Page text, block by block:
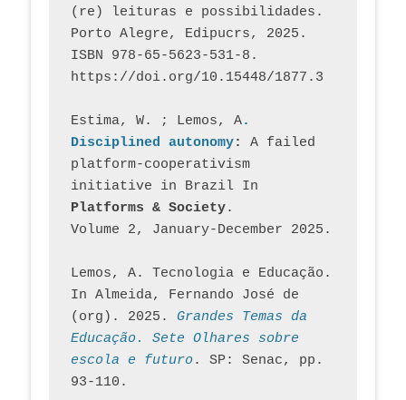
(re) leituras e possibilidades.
Porto Alegre, Edipucrs, 2025.
ISBN 978-65-5623-531-8.
https://doi.org/10.15448/1877.3
Estima, W. ; Lemos, A.
Disciplined autonomy: A failed
platform-cooperativism
initiative in Brazil In
Platforms & Society.
Volume 2, January-December 2025.
Lemos, A. Tecnologia e Educação.
In Almeida, Fernando José de
(org). 2025. Grandes Temas da
Educação. Sete Olhares sobre
escola e futuro. SP: Senac, pp.
93-110.